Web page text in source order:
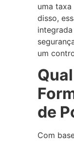
uma
disso,
um
de
Com